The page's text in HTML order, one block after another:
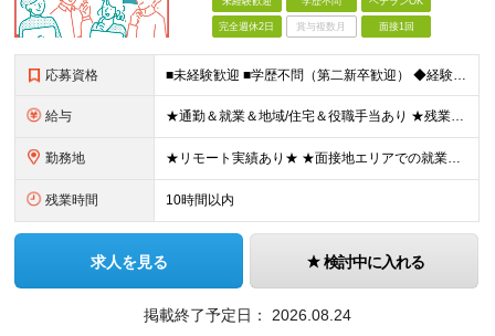
完全週休2日 賞与複数月 面接1回
応募資格 ■未経験歓迎 ■学歴不問（第二新卒歓迎） ◆経験は一切問いません ◆転職回数・ブランク期間も不問 ◆面接というよりは“リラックス面談”です ≪こんな方をお待ちしています≫ ・地道にコツコツ作業が得
給与 ★通勤＆就業＆地域/住宅＆役職手当あり ★残業代は全額支給 ★選べる給与制度あり！ ■東京・神奈川・千葉・埼玉勤務の場合 月給24.5万円～55万円＋諸手当 （残業代は全額支給） (20,000円の
勤務地 ★リモート実績あり★ ★面接地エリアでの就業率92％以上！ 『地元で働きたい』『新天地で挑戦したい』という希望に、業界トップクラス約7,000件の取引事業所数、90,000件以上のプロジェクトから検
残業時間 10時間以内
求人を見る 検討中に入れる
掲載終了予定日： 2026.08.24